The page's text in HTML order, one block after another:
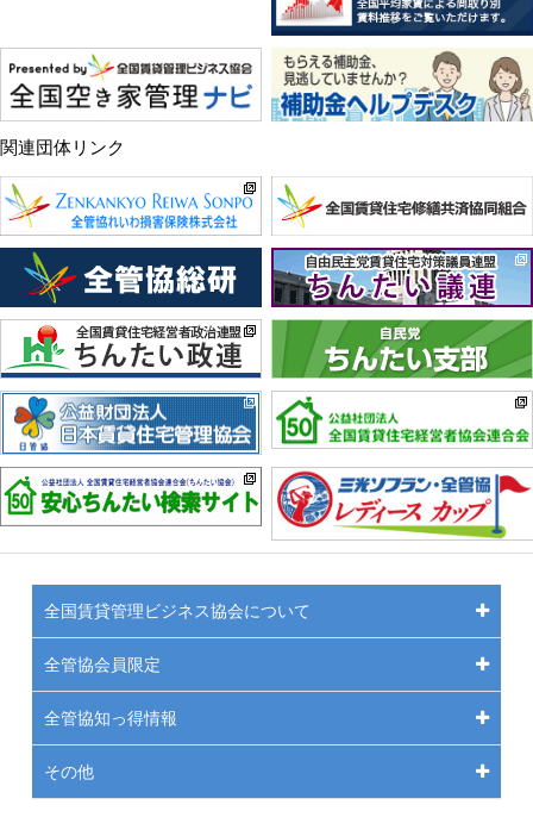
関連団体リンク
全国賃貸管理ビジネス協会について
全管協会員限定
全管協知っ得情報
その他